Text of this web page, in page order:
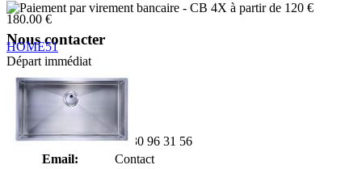
180.00 €
HOME51
K127W 01 16 2
Départ immédiat
- CB 4X à partir de 120 €
Nous contacter
Boulevard de l'Odet
Village des artisans
Téléphone:
02 30 96 31 56
Email:
Contact